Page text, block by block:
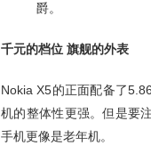
爵。
千元的档位 旗舰的外表
Nokia X5的正面配备了
机的整体性更强。但是要
手机更像是老年机。